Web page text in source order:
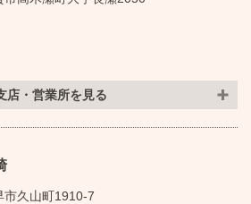
店・営業所を見る
市久山町1910-7